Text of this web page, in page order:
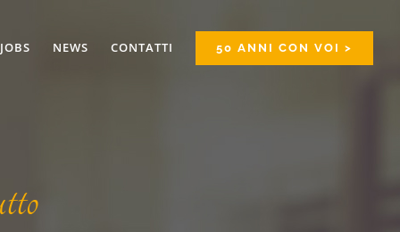
JOBS NEWS CONTATTI 50 ANNI CON VOI >